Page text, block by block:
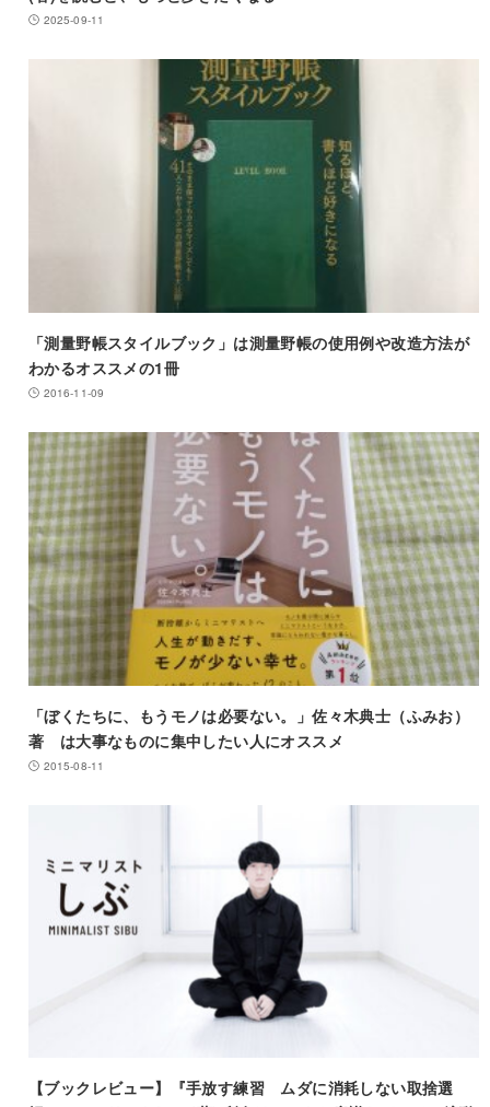
2025-09-11
「測量野帳スタイルブック」は測量野帳の使用例や改造方法が
わかるオススメの1冊
2016-11-09
「ぼくたちに、もうモノは必要ない。」佐々木典士（ふみお）
著 は大事なものに集中したい人にオススメ
2015-08-11
【ブックレビュー】『手放す練習 ムダに消耗しない取捨選